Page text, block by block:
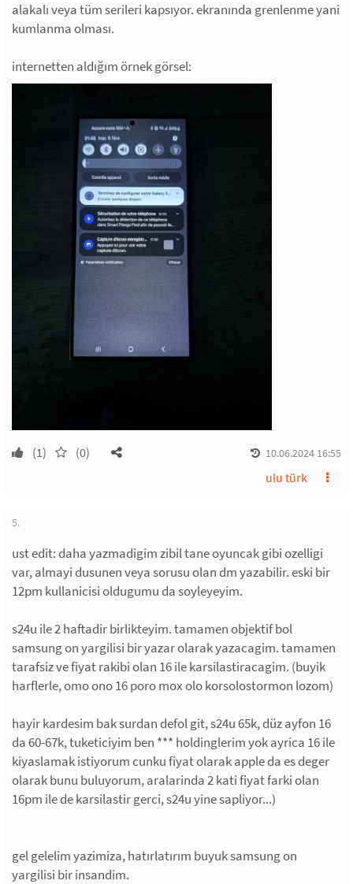
alakalı veya tüm serileri kapsıyor. ekranında grenlenme yani
kumlanma olması.
internetten aldığım örnek görsel:
(1) (0) 10.06.2024 16:55
ulu türk
5.
ust edit: daha yazmadigim zibil tane oyuncak gibi ozelligi
var, almayi dusunen veya sorusu olan dm yazabilir. eski bir
12pm kullanicisi oldugumu da soyleyeyim.
s24u ile 2 haftadir birlikteyim. tamamen objektif bol
samsung on yargilisi bir yazar olarak yazacagim. tamamen
tarafsiz ve fiyat rakibi olan 16 ile karsilastiracagim. (buyik
harflerle, omo ono 16 poro mox olo korsolostormon lozom)
hayir kardesim bak surdan defol git, s24u 65k, düz ayfon 16
da 60-67k, tuketiciyim ben *** holdinglerim yok ayrica 16 ile
kiyaslamak istiyorum cunku fiyat olarak apple da es deger
olarak bunu buluyorum, aralarinda 2 kati fiyat farki olan
16pm ile de karsilastir gerci, s24u yine sapliyor...)
gel gelelim yazimiza, hatırlatırım buyuk samsung on
yargilisi bir insandim.